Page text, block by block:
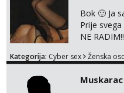
Bok 🙂 Ja
Prije
NE
partnerom
termin.
Kategorija: Cyber sex Ženska